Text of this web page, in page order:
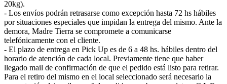
20kg).
- Los envíos podrán retrasarse como excepción hasta 72 hs hábiles
por situaciones especiales que impidan la entrega del mismo. Ante la
demora, Madre Tierra se compromete a comunicarse
telefónicamente con el cliente.
- El plazo de entrega en Pick Up es de 6 a 48 hs. hábiles dentro del
horario de atención de cada local. Previamente tiene que haber
llegado mail de confirmación de que el pedido está listo para retirar.
Para el retiro del mismo en el local seleccionado será necesario la